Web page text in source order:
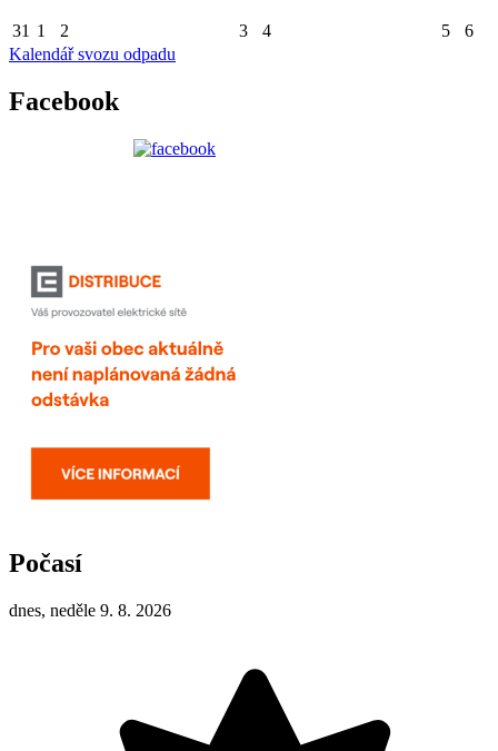
31 1 2 3 4 5
6
Kalendář svozu odpadu
Facebook
Počasí
dnes, neděle 9. 8. 2026